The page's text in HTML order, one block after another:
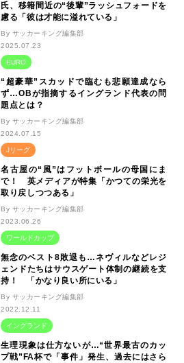
氏、移籍間近の“後輩”ラッシュフォードを
慮る「彼は才能に溢れている」
By サッカーキング編集部
2025.07.23
EURO
“超豪華”スカッドで臨むも悲願達成なら
ず…OBが指摘するイングランド代表の問
題点とは？
By サッカーキング編集部
2024.07.15
Jリーグ
名古屋の“風”はフットボールの母国にま
で！ 英メディアが特集「かつての栄光を
取り戻しつつある」
By サッカーキング編集部
2023.06.26
ワールドカップ
無念のベスト8敗退も…ネヴィルなどレジ
ェンドたちはサウスゲート体制の継続を支
持！ 「かなり良い所にいる」
By サッカーキング編集部
2022.12.11
イングランド
生理現象は仕方ないが…“世界最古のカッ
プ戦”FA杯で「事件」発生、過去にはさら